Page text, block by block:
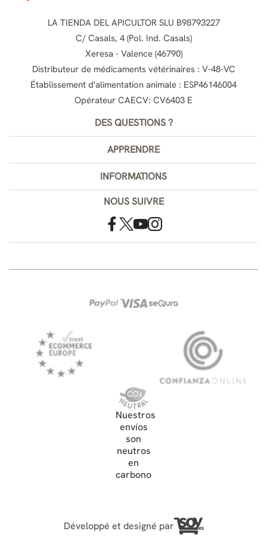
LA TIENDA DEL APICULTOR SLU B98793227
C/ Casals, 4 (Pol. Ind. Casals)
Xeresa - Valence (46790)
Distributeur de médicaments vétérinaires : V-48-VC
Établissement d'alimentation animale : ESP46146004
Opérateur CAECV: CV6403 E
DES QUESTIONS ?
APPRENDRE
INFORMATIONS
NOUS SUIVRE
Nuestros
envíos
son
neutros
en
carbono
Développé et designé par